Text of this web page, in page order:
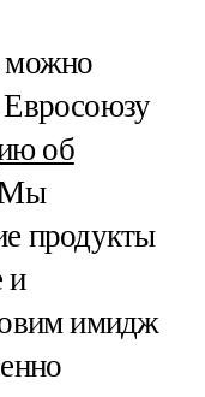
можно
Евросоюзу
об
продукты
и
имидж